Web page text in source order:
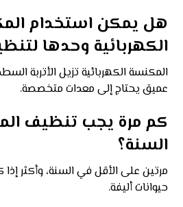
هل يمكن استخدام
الكهربائية وحدها
المكنسة الكهربائية تزيل الأتربة
عميق يحتاج إلى معدات متخصصة.
كم مرة يجب تنظيف
السنة؟
مرتين على الأقل في السنة، وأكثر
حيوانات أليفة.